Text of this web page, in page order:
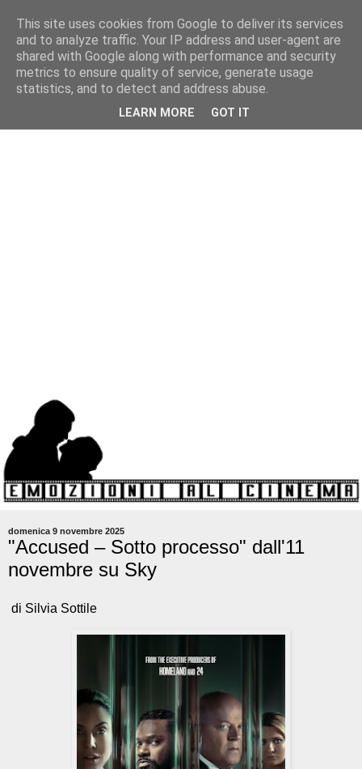
domenica 9 novembre 2025
"Accused – Sotto processo" dall'11
novembre su Sky
di Silvia Sottile
This site uses cookies from Google to deliver its services
and to analyze traffic. Your IP address and user-agent are
shared with Google along with performance and security
metrics to ensure quality of service, generate usage
statistics, and to detect and address abuse.
LEARN MORE GOT IT